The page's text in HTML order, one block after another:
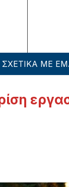
ΣΧΕΤΙΚΑ ΜΕ